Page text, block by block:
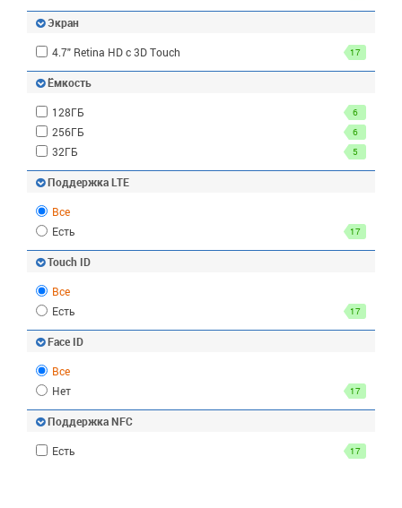
Экран
4.7" Retina HD с 3D Touch 17
Ёмкость
128ГБ 6
256ГБ 6
32ГБ 5
Поддержка LTE
Все
Есть
17
Touch ID
Все
Есть
17
Face ID
Все
Нет
17
Поддержка NFC
Есть 17